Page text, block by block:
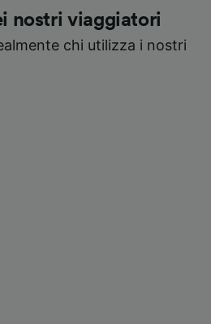
nostri viaggiatori
chi utilizza i nostri